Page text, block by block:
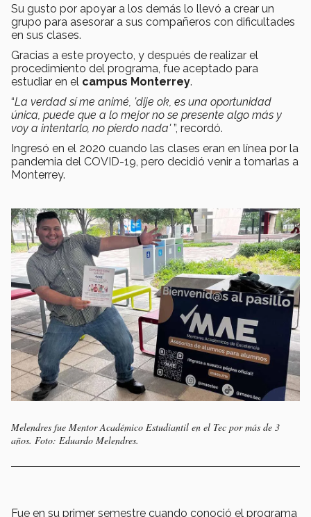
Su gusto por apoyar a los demás lo llevó a crear un
grupo para asesorar a sus compañeros con dificultades
en sus clases.
Gracias a este proyecto, y después de realizar el
procedimiento del programa, fue aceptado para
estudiar en el campus Monterrey.
“La verdad sí me animé, 'dije ok, es una oportunidad
única, puede que a lo mejor no se presente algo más y
voy a intentarlo, no pierdo nada'”, recordó.
Ingresó en el 2020 cuando las clases eran en línea por la
pandemia del COVID-19, pero decidió venir a tomarlas a
Monterrey.
Melendres fue Mentor Académico Estudiantil en el Tec por más de 3
años. Foto: Eduardo Melendres.
Fue en su primer semestre cuando conoció el programa